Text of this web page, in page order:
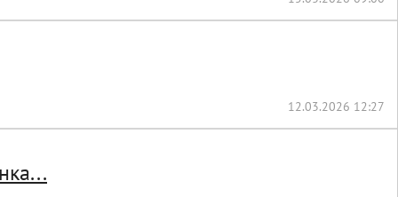
12.03.2026 12:27